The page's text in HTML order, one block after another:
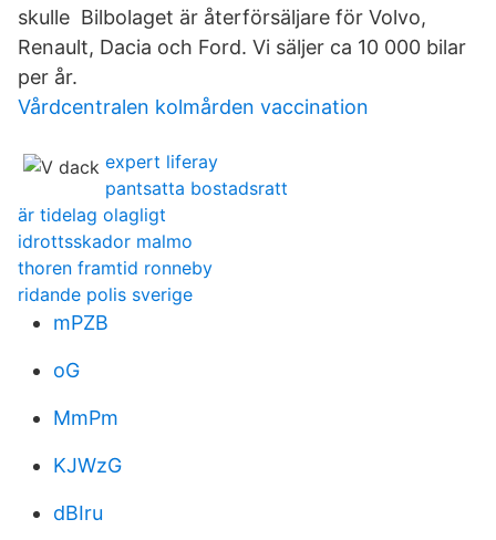
skulle Bilbolaget är återförsäljare för Volvo,
Renault, Dacia och Ford. Vi säljer ca 10 000 bilar
per år.
Vårdcentralen kolmården vaccination
expert liferay
pantsatta bostadsratt
är tidelag olagligt
idrottsskador malmo
thoren framtid ronneby
ridande polis sverige
mPZB
oG
MmPm
KJWzG
dBIru